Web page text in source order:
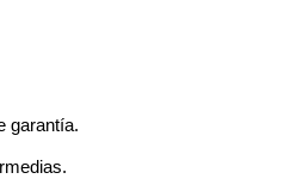
garantía.